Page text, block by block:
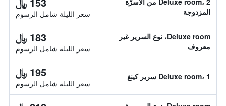
المزدوجة
سعر الليلة شامل الرسوم
Deluxe room، نوع السرير غير
معروف
183 ﷼
سعر الليلة شامل الرسوم
Deluxe room، 1 سرير كينغ 195 ﷼
سعر الليلة شامل الرسوم